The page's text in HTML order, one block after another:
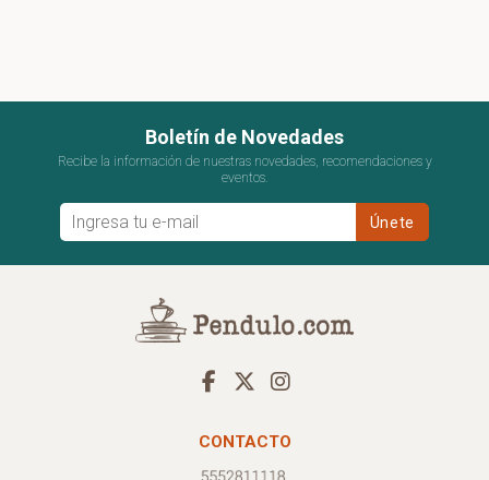
Boletín de Novedades
Recibe la información de nuestras novedades, recomendaciones y
eventos.
CONTACTO